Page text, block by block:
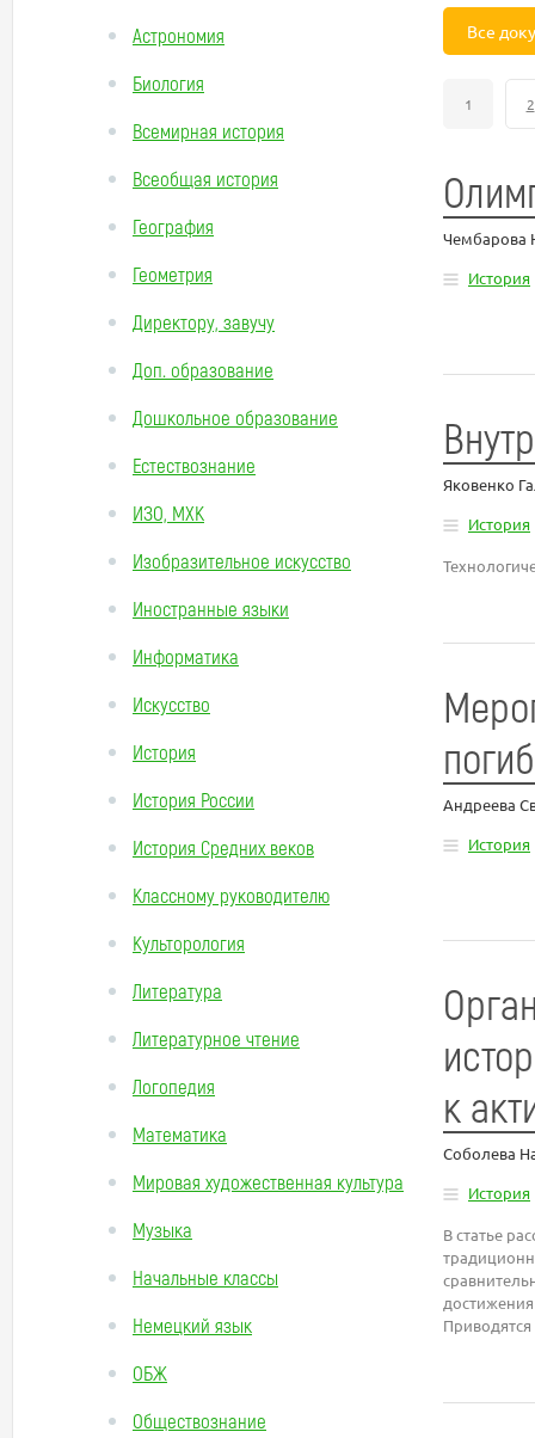
Астрономия
Биология
Всемирная история
Всеобщая история
География
Геометрия
Директору, завучу
Доп. образование
Дошкольное образование
Естествознание
ИЗО, МХК
Изобразительное искусство
Иностранные языки
Информатика
Искусство
История
История России
История Средних веков
Классному руководителю
Культорология
Литература
Литературное чтение
Логопедия
Математика
Мировая художественная культура
Музыка
Начальные классы
Немецкий язык
ОБЖ
Обществознание
Все
1 2
Чембарова
История
Яковенко
История
Андреева
История
к
Соболева
История
В статье